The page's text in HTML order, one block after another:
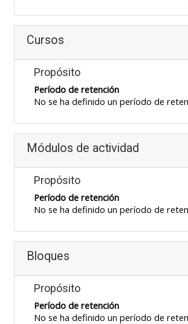
Cursos
Propósito
Período de retención
No se ha definido un período de
Módulos de actividad
Propósito
Período de retención
No se ha definido un período de
Bloques
Propósito
Período de retención
No se ha definido un período de